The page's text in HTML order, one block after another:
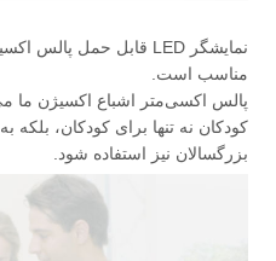
مناسب است.
پالس اکسی‌متر اشباع اکسیژن ما
کودکان نه تنها برای کودکان، بلکه
بزرگسالان نیز استفاده شود.